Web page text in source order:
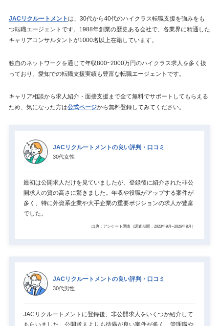
JACリクルートメントは、30代から40代のハイクラス転職支援を強みをも
つ転職エージェントです。1988年創業の歴史ある会社で、各業界に精通した
キャリアコンサルタントが1000名以上在籍しています。
独自のネットワークを通じて年収800~2000万円のハイクラス求人を多く扱
っており、愛知での転職支援実績も豊富な転職エージェントです。
キャリア相談から求人紹介・面接支援まで全て無料でサポートしてもらえる
ため、気になった方は公式ページから無料登録してみてください。
JACリクルートメントの良い評判・口コミ
30代女性
最初は公開求人だけを見ていましたが、登録後に紹介された非公
開求人の質の高さに驚きました。年収や役職がアップする案件が
多く、特に外資系企業や大手企業の重要ポジションの求人が豊富
でした。
出典：アンケート調査（調査期間：2023年9月~2026年8月）
JACリクルートメントの良い評判・口コミ
30代男性
JACリクルートメントに登録後、非公開求人をいくつか紹介して
もらいました。公開求人よりも待遇が良い案件が多く、管理職や